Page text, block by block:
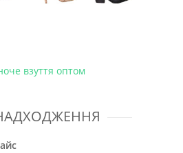
взуття оптом